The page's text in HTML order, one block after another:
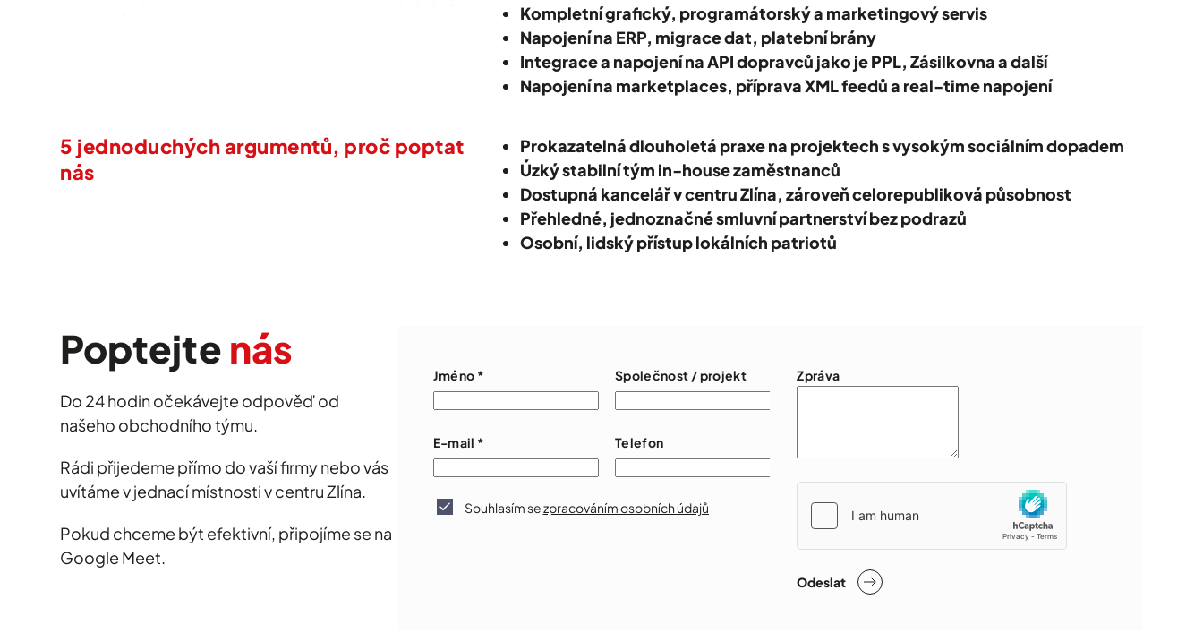
Kompletní grafický, programátorský a marketingový servis
Napojení na ERP, migrace dat, platební brány
Integrace a napojení na API dopravců jako je PPL, Zásilkovna a další
Napojení na marketplaces, příprava XML feedů a real-time napojení
5 jednoduchých argumentů, proč poptat
nás
Prokazatelná dlouholetá praxe na projektech s vysokým sociálním dopadem
Úzký stabilní tým in-house zaměstnanců
Dostupná kancelář v centru Zlína, zároveň celorepubliková působnost
Přehledné, jednoznačné smluvní partnerství bez podrazů
Osobní, lidský přístup lokálních patriotů
Poptejte nás
Do 24 hodin očekávejte odpověď od
našeho obchodního týmu.
Rádi přijedeme přímo do vaší firmy nebo vás
uvítáme v jednací místnosti v centru Zlína.
Pokud chceme být efektivní, připojíme se na
Google Meet.
Jméno * Společnost / projekt
E-mail * Telefon
Souhlasím sezpracováním osobních údajů
Zpráva
Odeslat